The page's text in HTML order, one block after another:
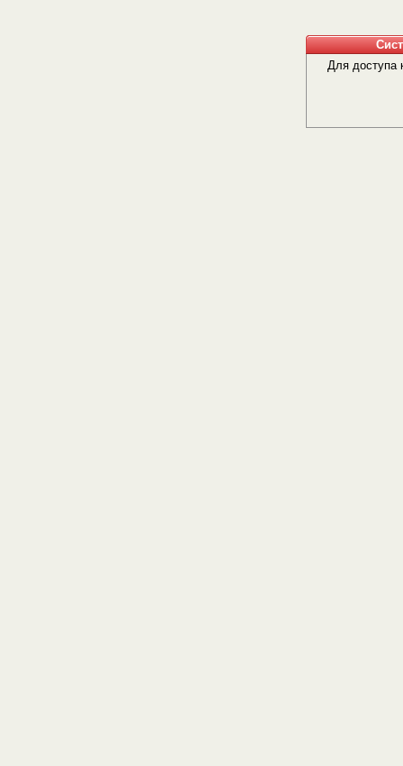
Для доступа